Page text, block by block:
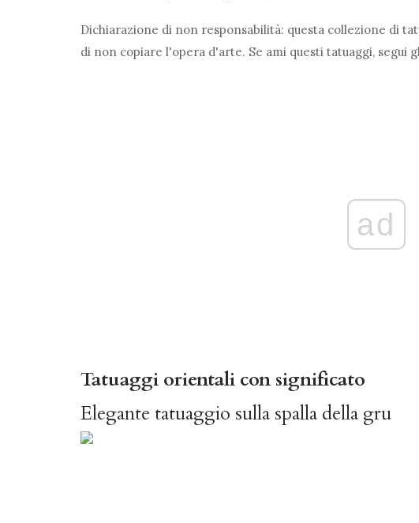
Dichiarazione di non responsabilità: questa collezione di
di non copiare l'opera d'arte. Se ami questi tatuaggi, segui
ad
Tatuaggi orientali con significato
Elegante tatuaggio sulla spalla della gru